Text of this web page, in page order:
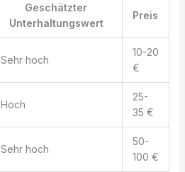
Geschätzter
Unterhaltungswert
Preis
Sehr hoch
10-20
€
Hoch
25-
35 €
Sehr hoch
50-
100 €